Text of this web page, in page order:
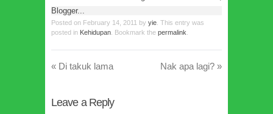
Posted on February 14, 2011 by yie . This entry was
posted in Kehidupan . Bookmark the permalink
« Di takuk lama Nak apa lagi? »
Leave a Reply